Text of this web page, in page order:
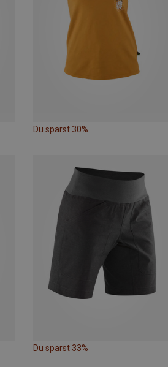
Du sparst 30%
Du sparst 33%